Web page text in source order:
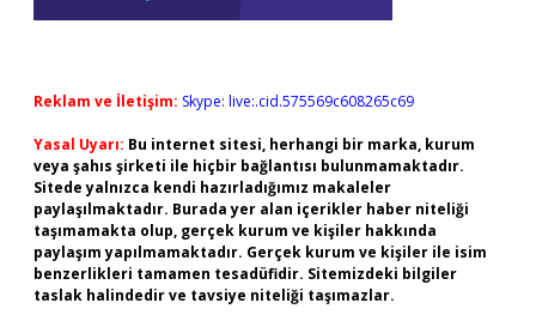
Reklam ve İletişim: Skype: live:.cid.575569c608265c69
Yasal Uyarı: Bu internet sitesi, herhangi bir marka, kurum
veya şahıs şirketi ile hiçbir bağlantısı bulunmamaktadır.
Sitede yalnızca kendi hazırladığımız makaleler
paylaşılmaktadır. Burada yer alan içerikler haber niteliği
taşımamakta olup, gerçek kurum ve kişiler hakkında
paylaşım yapılmamaktadır. Gerçek kurum ve kişiler ile isim
benzerlikleri tamamen tesadüfidir. Sitemizdeki bilgiler
taslak halindedir ve tavsiye niteliği taşımazlar.